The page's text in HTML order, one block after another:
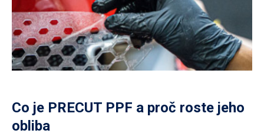
Co je PRECUT PPF a proč roste jeho
obliba